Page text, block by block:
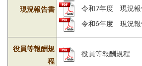
現況報告書
令和7年度 現況報
令和6年度 現況報
役員等報酬規
程
役員等報酬規程